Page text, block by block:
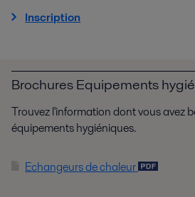
Inscription
Brochures Equipements
Trouvez l'information dont vous avez
équipements hygiéniques.
Echangeurs de chaleur